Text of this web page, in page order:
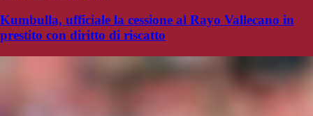
Kumbulla, ufficiale la cessione al Rayo Vallecano in
prestito con diritto di riscatto